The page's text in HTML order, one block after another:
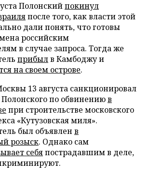
Полонскийпокинул
после того, как власти этой
дали понять, что готовы
российским
в случае запроса. Тогда же
прибылв Камбоджу и
на своем острове.
13 августа санкционировал
по обвинениюв
при строительстве московского
«Кутузовская миля».
был объявлен в
розыск. Однако сам
себяпострадавшим в деле,